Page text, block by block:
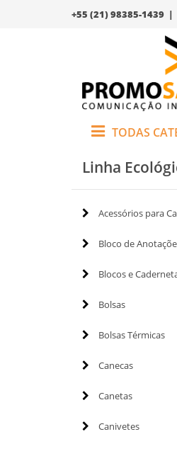
+55 (21) 98385-
TODAS
Linha
Acessórios para
Bloco de
Blocos e
Bolsas
Bolsas Térmicas
Canecas
Canetas
Canivetes